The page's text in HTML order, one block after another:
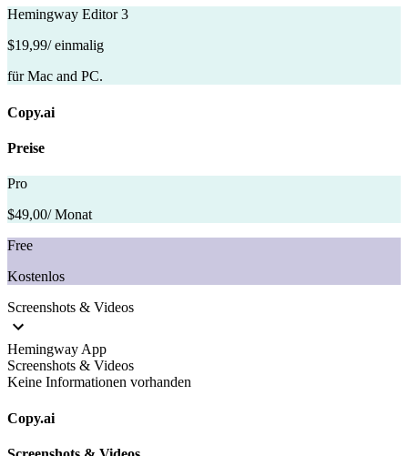
Hemingway Editor 3
$19,99/ einmalig
für Mac and PC.
Copy.ai
Preise
Pro
$49,00/ Monat
Free
Kostenlos
Screenshots & Videos
Hemingway App
Screenshots & Videos
Keine Informationen vorhanden
Copy.ai